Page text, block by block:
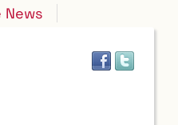
News